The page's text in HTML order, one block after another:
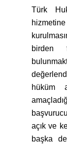
Türk
birden
hüküm
açık ve
başka